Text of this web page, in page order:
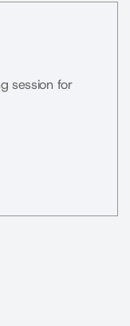
session for